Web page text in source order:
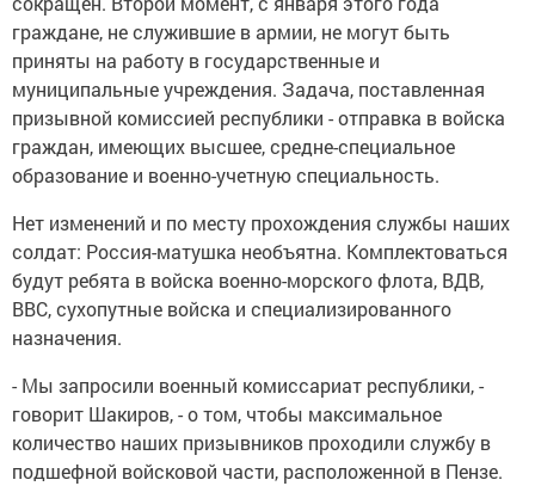
граждане, не служившие в армии, не могут быть
приняты на работу в государственные и
муниципальные учреждения. Задача, поставленная
призывной комиссией республики - отправка в войска
граждан, имеющих высшее, средне-специальное
образование и военно-учетную специальность.
Нет изменений и по месту прохождения службы наших
солдат: Россия-матушка необъятна. Комплектоваться
будут ребята в войска военно-морского флота, ВДВ,
ВВС, сухопутные войска и специализированного
назначения.
- Мы запросили военный комиссариат республики, -
говорит Шакиров, - о том, чтобы максимальное
количество наших призывников проходили службу в
подшефной войсковой части, расположенной в Пензе.